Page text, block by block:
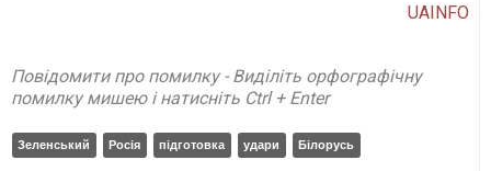
UAINFO
Повідомити про помилку - Виділіть орфографічну
помилку мишею і натисніть Ctrl + Enter
Зеленський Росія підготовка удари Білорусь